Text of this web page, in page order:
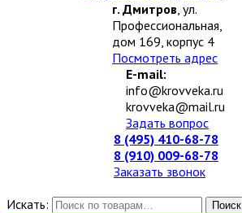
г. Дмитров, ул.
Профессиональная,
дом 169, корпус 4
Посмотреть адрес
E-mail:
info@krovveka.ru
krovveka@mail.ru
Задать вопрос
8 (495) 410-68-78
8 (910) 009-68-78
Заказать звонок
Искать:
Поиск